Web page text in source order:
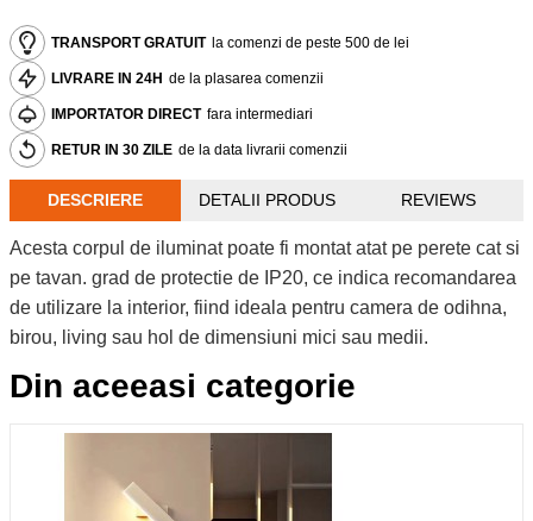
TRANSPORT GRATUIT la comenzi de peste 500 de lei
LIVRARE IN 24H de la plasarea comenzii
IMPORTATOR DIRECT fara intermediari
RETUR IN 30 ZILE de la data livrarii comenzii
DESCRIERE DETALII PRODUS REVIEWS
Acesta corpul de iluminat poate fi montat atat pe perete cat si
pe tavan. grad de protectie de IP20, ce indica recomandarea
de utilizare la interior, fiind ideala pentru camera de odihna,
birou, living sau hol de dimensiuni mici sau medii.
Din aceeasi categorie